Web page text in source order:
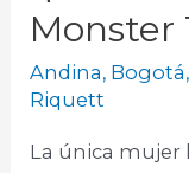
Monster
Andina, Bogotá,
Riquett
La única mujer